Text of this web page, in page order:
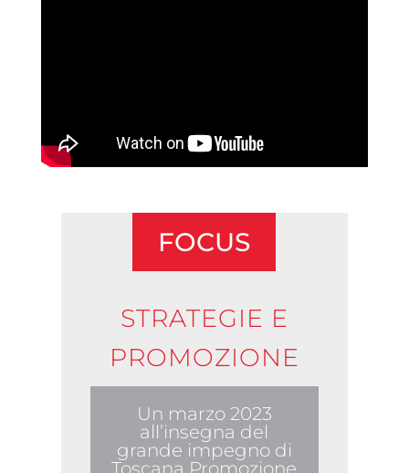
FOCUS
STRATEGIE E
PROMOZIONE
Un marzo 2023
all’insegna del
grande impegno di
Toscana Promozione